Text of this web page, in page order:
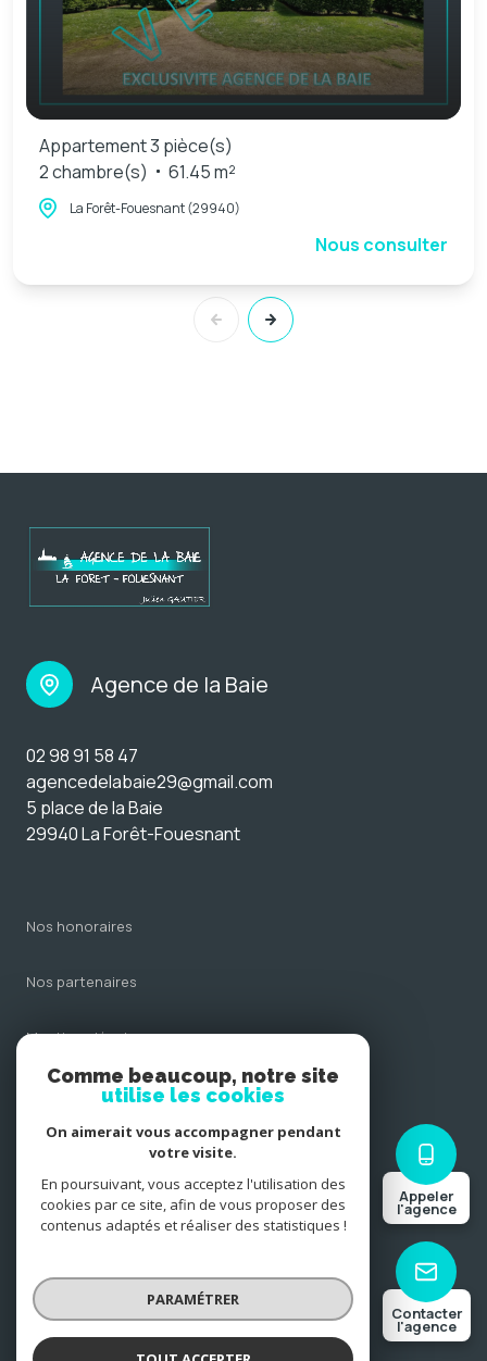
Appeler
l'agence
Contacter
l'agence
Appartement 3 pièce(s)
2 chambre(s)
61.45 m²
La Forêt-Fouesnant (29940)
Nous consulter
Agence de la Baie
02 98 91 58 47
agencedelabaie29@gmail.com
5 place de la Baie
29940 La Forêt-Fouesnant
nos honoraires
nos partenaires
mentions légales
cookies
© 2026 | Tous droits réservés
Réalisé par
Comme beaucoup, notre site
utilise les cookies
On aimerait vous accompagner pendant
votre visite.
En poursuivant, vous acceptez l'utilisation des
cookies par ce site, afin de vous proposer des
contenus adaptés et réaliser des statistiques !
PARAMÉTRER